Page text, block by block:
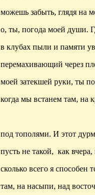
можешь забыть, глядя на
о, ты, погода моей души.
в клубах пыли и памяти
перемахивающий через
моей затекшей руки, ты
когда мы встанем там, на
под тополями. И этот
пусть не такой, как
сколько всего я способен
там, на насыпи, над